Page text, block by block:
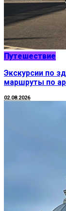
Путешествие
Экскурсии по
маршруты по
02.08.2026